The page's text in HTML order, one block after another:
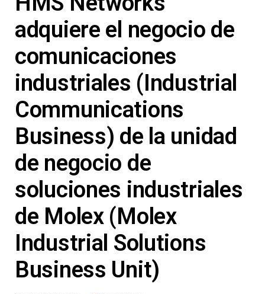
adquiere el negocio de
comunicaciones
industriales (Industrial
Communications
Business) de la unidad
de negocio de
soluciones industriales
de Molex (Molex
Industrial Solutions
Business Unit)